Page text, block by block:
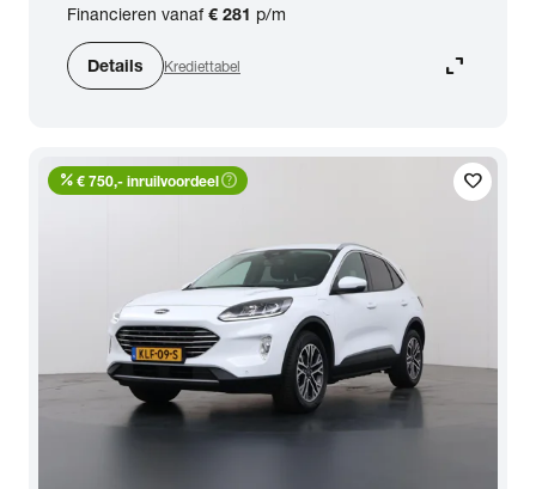
Financieren vanaf€ 281 p/m
Details Krediettabel expand_content
favorite
percent € 750,- inruilvoordeelhelp_outline